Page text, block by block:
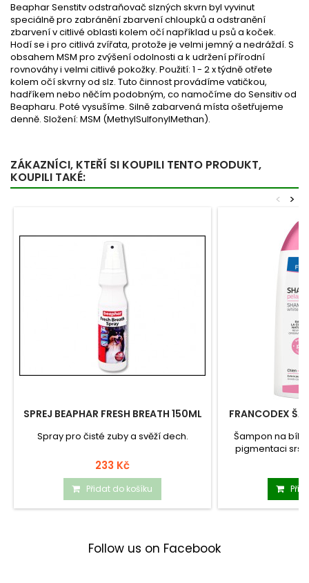
Beaphar Senstitv odstraňovač slzných skvrn byl vyvinut
speciálně pro zabránění zbarvení chloupků a odstranění
zbarvení v citlivé oblasti kolem očí například u psů a koček.
Hodí se i pro citlivá zvířata, protože je velmi jemný a nedráždí. S
obsahem MSM pro zvýšení odolnosti a k udržení přírodní
rovnováhy i velmi citlivé pokožky. Použití: 1 - 2 x týdně otřete
kolem očí skvrny od slz. Tuto činnost provádíme vatičkou,
hadříkem nebo něčím podobným, co namočíme do Sensitiv od
Beapharu. Poté vysušíme. Silně zabarvená místa ošetřujeme
denně. Složení: MSM (MethylSulfonylMethan).
ZÁKAZNÍCI, KTEŘÍ SI KOUPILI TENTO PRODUKT,
KOUPILI TAKÉ:
>
<
SPREJ BEAPHAR FRESH BREATH 150ML
Spray pro čisté zuby a svěží dech.
233 Kč
Přidat do košíku
FRANCODEX
Šampon na
pigmentaci
Follow us on Facebook